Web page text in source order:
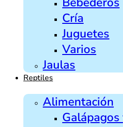
Cría
Juguetes
Varios
Jaulas
Reptiles
Alimentación